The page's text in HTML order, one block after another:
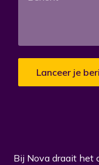
Lanceer je
Bij Nova draait het